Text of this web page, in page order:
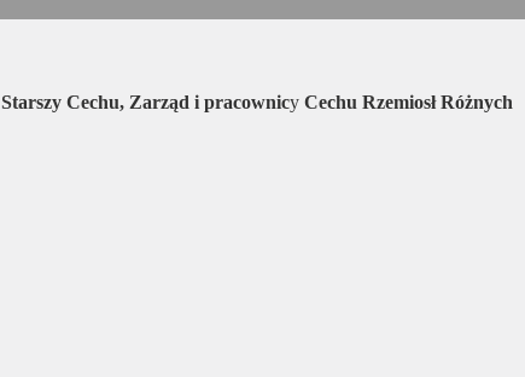
Starszy Cechu, Zarząd i pracownicy Cechu Rzemiosł Różnych